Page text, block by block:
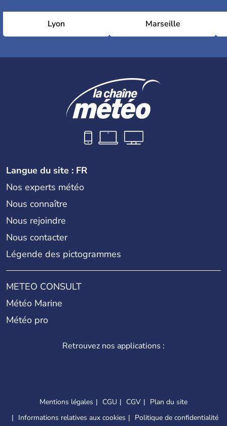
Lyon Marseille
Langue du site : FR
Nos experts météo
Nous connaître
Nous rejoindre
Nous contacter
Légende des pictogrammes
METEO CONSULT
Météo Marine
Météo pro
Retrouvez nos applications :
Mentions légales CGU CGV
Plan du site
Informations relatives aux cookies
Politique de confidentialité